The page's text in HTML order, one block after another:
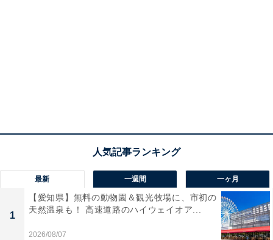
最新 一週間 一ヶ月
1
【愛知県】無料の動物園＆観光牧場に、市初の
天然温泉も！ 高速道路のハイウェイオア...
2026/08/07